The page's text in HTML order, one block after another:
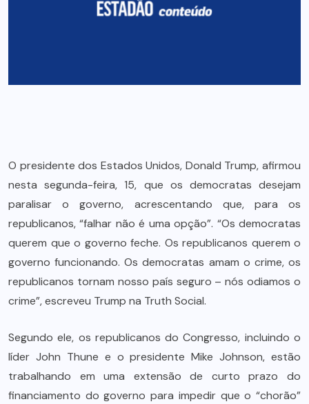
O presidente dos Estados Unidos, Donald Trump, afirmou
nesta segunda-feira, 15, que os democratas desejam
paralisar o governo, acrescentando que, para os
republicanos, “falhar não é uma opção”. “Os democratas
querem que o governo feche. Os republicanos querem o
governo funcionando. Os democratas amam o crime, os
republicanos tornam nosso país seguro – nós odiamos o
crime”, escreveu Trump na Truth Social.
Segundo ele, os republicanos do Congresso, incluindo o
líder John Thune e o presidente Mike Johnson, estão
trabalhando em uma extensão de curto prazo do
financiamento do governo para impedir que o “chorão”